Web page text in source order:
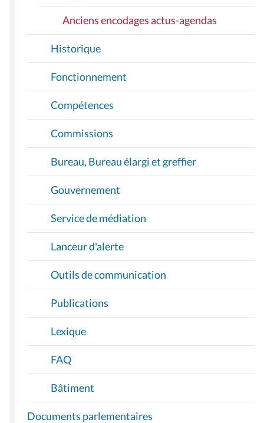
Anciens encodages actus-agendas
Historique
Fonctionnement
Compétences
Commissions
Bureau, Bureau élargi et greffier
Gouvernement
Service de médiation
Lanceur d'alerte
Outils de communication
Publications
Lexique
FAQ
Bâtiment
Documents parlementaires